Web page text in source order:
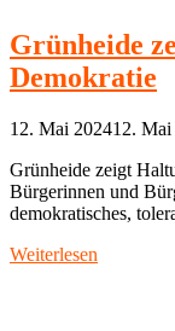
Grünheide
Demokratie
12. Mai 202412. Mai
Grünheide zeigt
Bürgerinnen und
demokratisches,
Weiterlesen